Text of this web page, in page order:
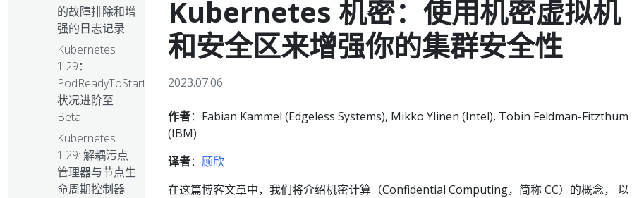
的故障排除和增
强的日志记录
Kubernetes
1.29：
PodReadyToStartContainers
状况进阶至
Beta
Kubernetes
1.29: 解耦污点
管理器与节点生
命周期控制器
Kubernetes 机密：使用机密虚拟机
和安全区来增强你的集群安全性
2023.07.06
作者：Fabian Kammel (Edgeless Systems), Mikko Ylinen (Intel), Tobin Feldman-Fitzthum
(IBM)
译者： 顾欣
在这篇博客文章中，我们将介绍机密计算（Confidential Computing，简称 CC）的概念， 以